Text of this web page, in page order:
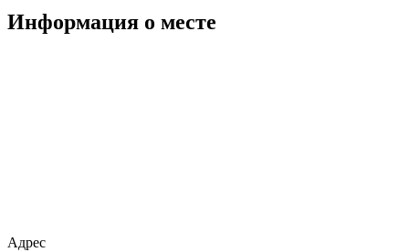
Информация о месте
Адрес